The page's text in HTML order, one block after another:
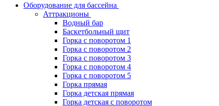
Оборудование для бассейна
Аттракционы
Водный бар
Баскетбольный щит
Горка с поворотом 1
Горка с поворотом 2
Горка с поворотом 3
Горка с поворотом 4
Горка с поворотом 5
Горка прямая
Горка детская прямая
Горка детская с поворотом